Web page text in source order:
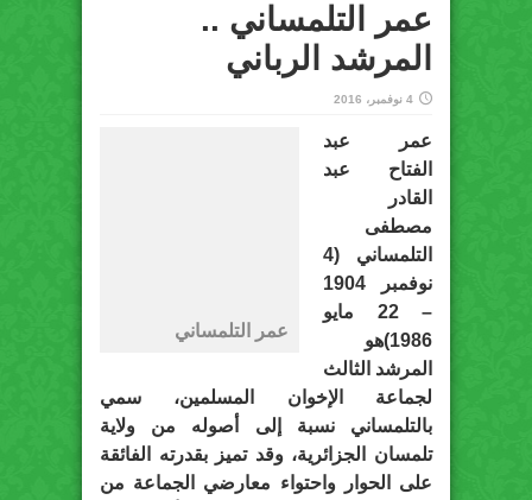
عمر التلمساني ..
المرشد الرباني
4 نوفمبر، 2016
عمر التلمساني
عمر عبد
الفتاح عبد
القادر
مصطفى
التلمساني (4
نوفمبر 1904
– 22 مايو
1986)هو
المرشد الثالث
لجماعة الإخوان المسلمين، سمي
بالتلمساني نسبة إلى أصوله من ولاية
تلمسان الجزائرية، وقد تميز بقدرته الفائقة
على الحوار واحتواء معارضي الجماعة من